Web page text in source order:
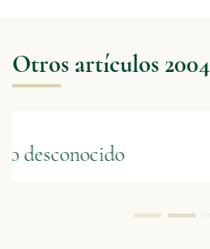
Otros artículos 2004